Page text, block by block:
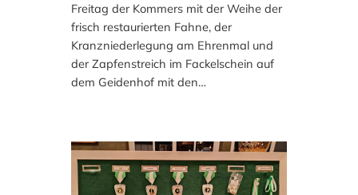
Freitag der Kommers mit der Weihe der
frisch restaurierten Fahne, der
Kranzniederlegung am Ehrenmal und
der Zapfenstreich im Fackelschein auf
dem Geidenhof mit den…